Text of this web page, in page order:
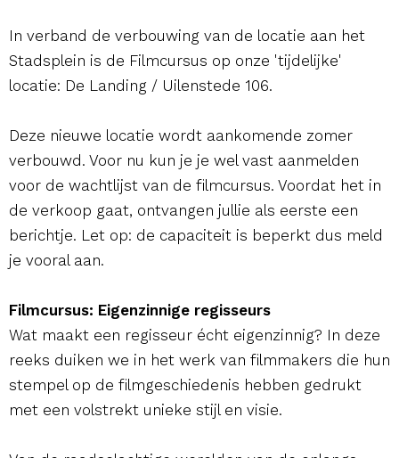
In verband de verbouwing van de locatie aan het
Stadsplein is de Filmcursus op onze 'tijdelijke'
locatie: De Landing / Uilenstede 106.
Deze nieuwe locatie wordt aankomende zomer
verbouwd. Voor nu kun je je wel vast aanmelden
voor de wachtlijst van de filmcursus. Voordat het in
de verkoop gaat, ontvangen jullie als eerste een
berichtje. Let op: de capaciteit is beperkt dus meld
je vooral aan.
Filmcursus: Eigenzinnige regisseurs
Wat maakt een regisseur écht eigenzinnig? In deze
reeks duiken we in het werk van filmmakers die hun
stempel op de filmgeschiedenis hebben gedrukt
met een volstrekt unieke stijl en visie.